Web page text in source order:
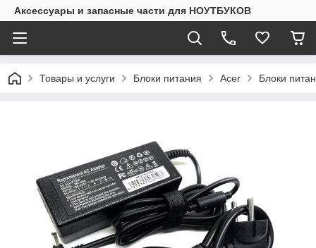
Аксессуары и запасные части для НОУТБУКОВ
Товары и услуги Блоки питания Acer Блоки